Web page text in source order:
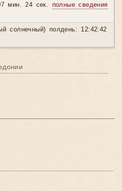
мин. 24 сек. полные сведения
солнечный) полдень: 12:42:42